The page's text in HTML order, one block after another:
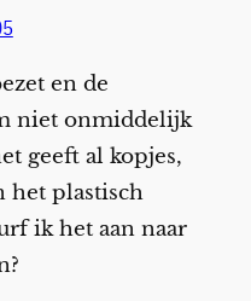
en de
niet onmiddelijk
geeft al kopjes,
het plastisch
ik het aan naar